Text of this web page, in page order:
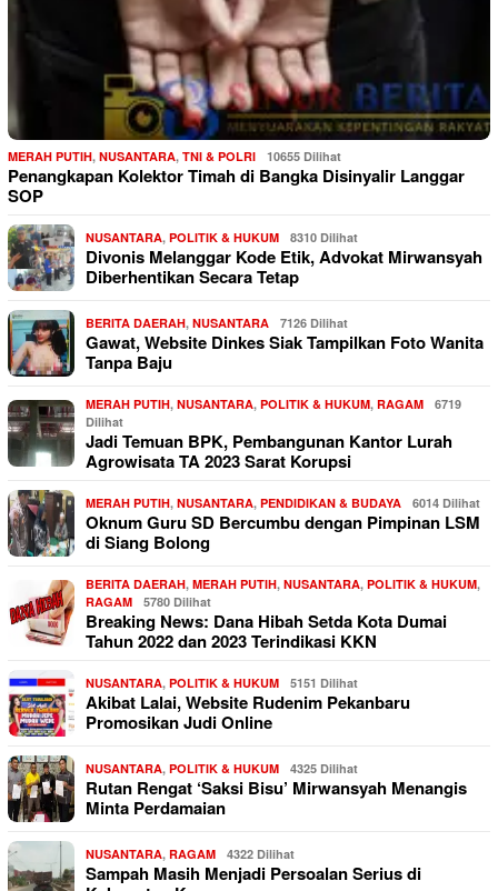
MERAH PUTIH, NUSANTARA, TNI & POLRI 10655 Dilihat
Penangkapan Kolektor Timah di Bangka Disinyalir Langgar
SOP
NUSANTARA, POLITIK & HUKUM 8310 Dilihat
Divonis Melanggar Kode Etik, Advokat Mirwansyah
Diberhentikan Secara Tetap
BERITA DAERAH, NUSANTARA 7126 Dilihat
Gawat, Website Dinkes Siak Tampilkan Foto Wanita
Tanpa Baju
MERAH PUTIH, NUSANTARA, POLITIK & HUKUM, RAGAM
6719
Dilihat
Jadi Temuan BPK, Pembangunan Kantor Lurah
Agrowisata TA 2023 Sarat Korupsi
MERAH PUTIH, NUSANTARA, PENDIDIKAN & BUDAYA 6014 Dilihat
Oknum Guru SD Bercumbu dengan Pimpinan LSM
di Siang Bolong
BERITA DAERAH, MERAH PUTIH, NUSANTARA, POLITIK & HUKUM,
RAGAM
5780 Dilihat
Breaking News: Dana Hibah Setda Kota Dumai
Tahun 2022 dan 2023 Terindikasi KKN
NUSANTARA, POLITIK & HUKUM 5151 Dilihat
Akibat Lalai, Website Rudenim Pekanbaru
Promosikan Judi Online
NUSANTARA, POLITIK & HUKUM 4325 Dilihat
Rutan Rengat ‘Saksi Bisu’ Mirwansyah Menangis
Minta Perdamaian
NUSANTARA, RAGAM 4322 Dilihat
Sampah Masih Menjadi Persoalan Serius di